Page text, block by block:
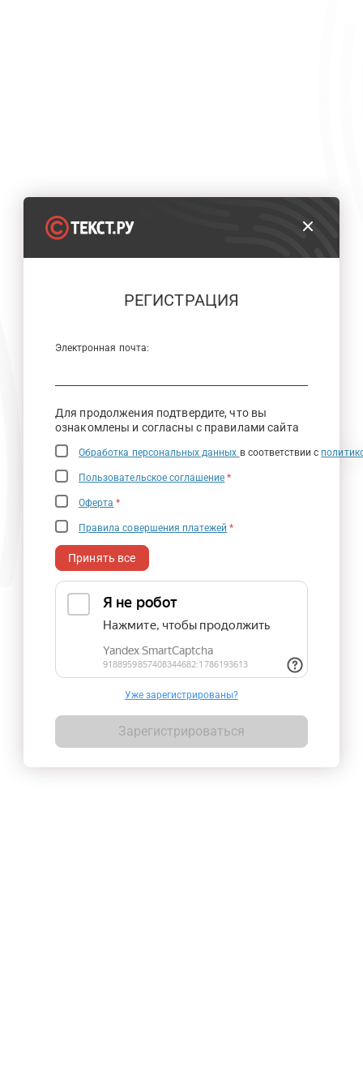
РЕГИСТРАЦИЯ
Электронная почта:
Для продолжения подтвердите, что вы
ознакомлены и согласны с правилами сайта
Обработка персональных данных в соответствии с
Пользовательское соглашение *
Оферта *
Правила совершения платежей *
Принять все
Уже зарегистрированы?
Зарегистрироваться